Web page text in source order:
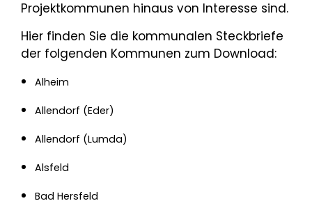
Projektkommunen hinaus von Interesse sind.
Hier finden Sie die kommunalen Steckbriefe
der folgenden Kommunen zum Download:
Alheim
Allendorf (Eder)
Allendorf (Lumda)
Alsfeld
Bad Hersfeld